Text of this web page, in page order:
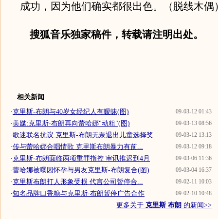
成功，因为他们确实都很出色。（脱线木偶
搜狐音乐独家稿件，转载请注明出处。
相关新闻
09-03-12 01:43
·克里斯-布朗与40岁女经纪人有暧昧(图)
09-03-13 08:56
·美媒:克里斯-布朗再向蕾哈娜"动粗"(图)
09-03-12 13:13
·歌迷联名抗议 克里斯-布朗无奈退出儿童选择奖
09-03-12 09:18
·传与蕾哈娜合唱情歌 克里斯布朗暴力有前...
09-03-06 11:36
·克里斯-布朗面临两项重罪指控 审讯推迟到4月
09-03-04 16:37
·蕾哈娜被曝因怀孕与男友克里斯-布朗复合(图)
09-02-11 10:03
·克里斯布朗打人形象受损 代言公司暂停合...
09-02-10 10:48
·知名品牌口香糖与克里斯-布朗暂停广告合作
更多关于 克里斯 布朗 的新闻>>